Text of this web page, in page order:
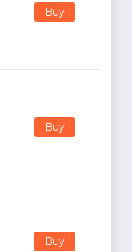
Buy
Buy
Buy